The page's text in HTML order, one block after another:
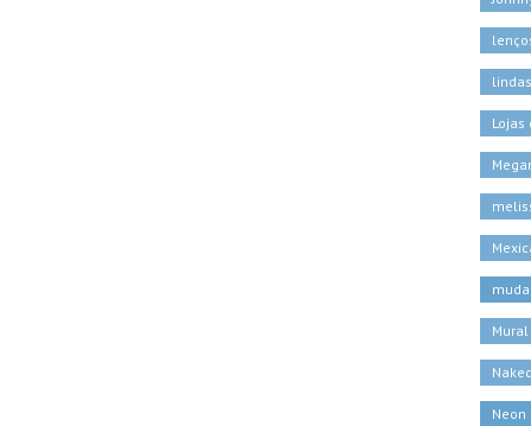
lindas
Lojas
Neon